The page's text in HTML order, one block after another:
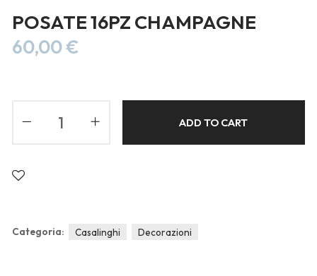
Privacy Policy
Community
Forums
POSATE 16PZ CHAMPAGNE
60,00€
ADD TO CART
Categoria: Casalinghi Decorazioni